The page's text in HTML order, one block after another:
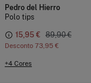
Pedro del Hierro
Polo tips
15,95 € 89,90 €
Desconto 73,95 €
+4 Cores